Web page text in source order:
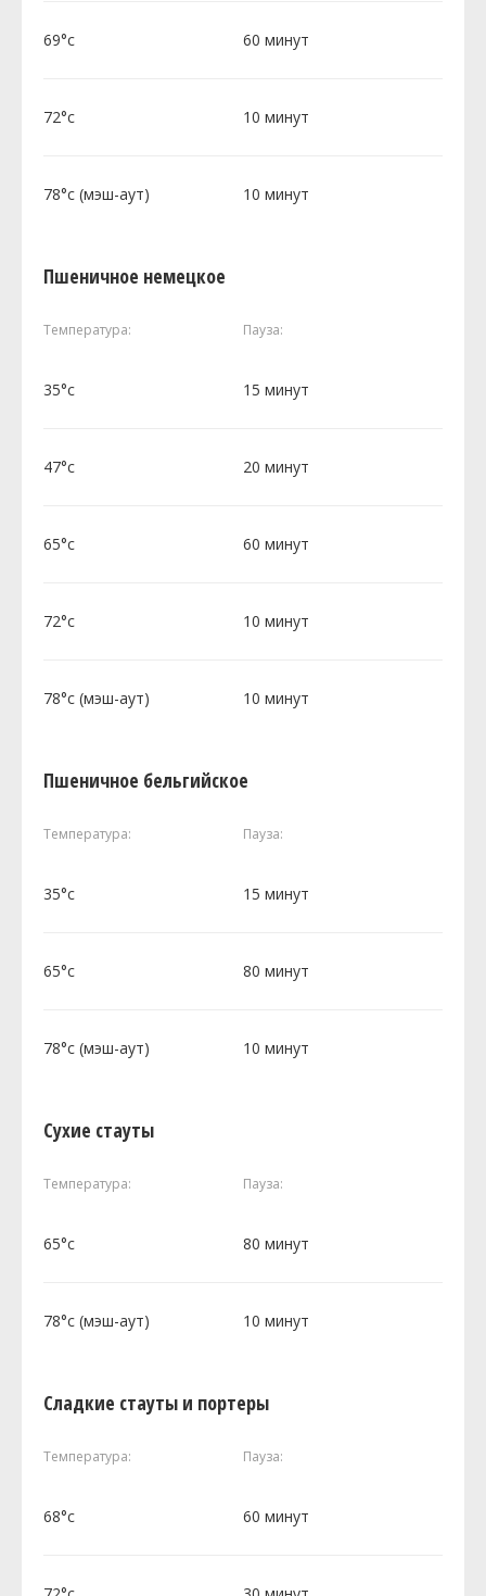
69°c 60 минут
72°c 10 минут
78°c (мэш-аут) 10 минут
Пшеничное немецкое
Температура: Пауза:
35°c 15 минут
47°c 20 минут
65°c 60 минут
72°c 10 минут
78°c (мэш-аут) 10 минут
Пшеничное бельгийское
Температура: Пауза:
35°c 15 минут
65°c 80 минут
78°c (мэш-аут) 10 минут
Сухие стауты
Температура: Пауза:
65°c 80 минут
78°c (мэш-аут) 10 минут
Сладкие стауты и портеры
Температура: Пауза:
68°c 60 минут